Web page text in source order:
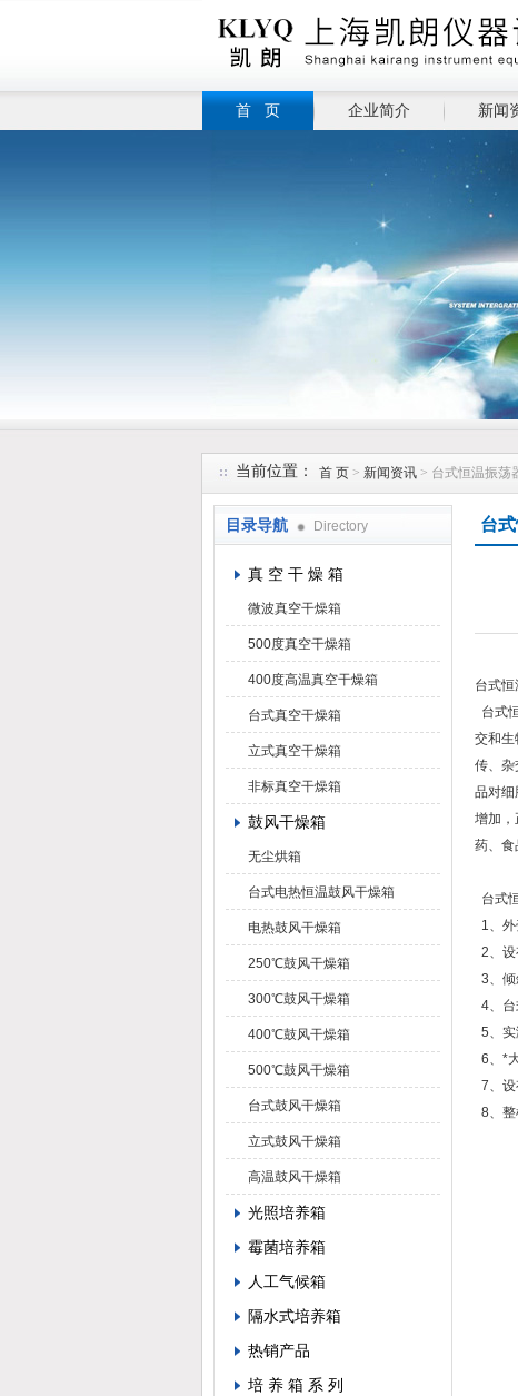
首 页 企业简介 新闻
当前位置： 首 页 > 新闻资讯 > 台式恒温振荡
目录导航 Directory
真 空 干 燥 箱
微波真空干燥箱
500度真空干燥箱
400度高温真空干燥箱
台式真空干燥箱
立式真空干燥箱
非标真空干燥箱
鼓风干燥箱
无尘烘箱
台式电热恒温鼓风干燥箱
电热鼓风干燥箱
250℃鼓风干燥箱
300℃鼓风干燥箱
400℃鼓风干燥箱
500℃鼓风干燥箱
台式鼓风干燥箱
立式鼓风干燥箱
高温鼓风干燥箱
光照培养箱
霉菌培养箱
人工气候箱
隔水式培养箱
热销产品
培 养 箱 系 列
台
台式
台式
交和生
传、杂
品对细
增加，
药、食
台式
1、
2、设
3、倾
4、台
5、
6、*
7、设
8、整